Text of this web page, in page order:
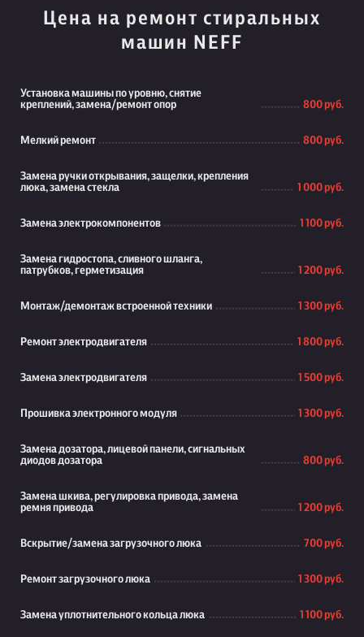
Цена на ремонт стиральных
машин NEFF
Установка машины по уровню, снятие
креплений, замена/ремонт опор
800 руб.
Мелкий ремонт 800 руб.
Замена ручки открывания, защелки, крепления
люка, замена стекла
1 000 руб.
Замена электрокомпонентов 1 100 руб.
Замена гидростопа, сливного шланга,
патрубков, герметизация
1 200 руб.
Монтаж/демонтаж встроенной техники 1 300 руб.
Ремонт электродвигателя 1 800 руб.
Замена электродвигателя 1 500 руб.
Прошивка электронного модуля 1 300 руб.
Замена дозатора, лицевой панели, сигнальных
диодов дозатора
800 руб.
Замена шкива, регулировка привода, замена
ремня привода
1 200 руб.
Вскрытие/замена загрузочного люка 700 руб.
Ремонт загрузочного люка 1 300 руб.
Замена уплотнительного кольца люка 1 100 руб.